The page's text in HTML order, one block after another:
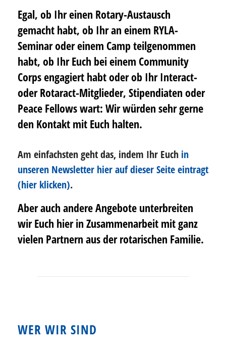
Egal, ob Ihr einen Rotary-Austausch
gemacht habt, ob Ihr an einem RYLA-
Seminar oder einem Camp teilgenommen
habt, ob Ihr Euch bei einem Community
Corps engagiert habt oder ob Ihr Interact-
oder Rotaract-Mitglieder, Stipendiaten oder
Peace Fellows wart: Wir würden sehr gerne
den Kontakt mit Euch halten.
Am einfachsten geht das, indem Ihr Euch in
unseren Newsletter hier auf dieser Seite eintragt
(hier klicken).
Aber auch andere Angebote unterbreiten
wir Euch hier in Zusammenarbeit mit ganz
vielen Partnern aus der rotarischen Familie.
WER WIR SIND